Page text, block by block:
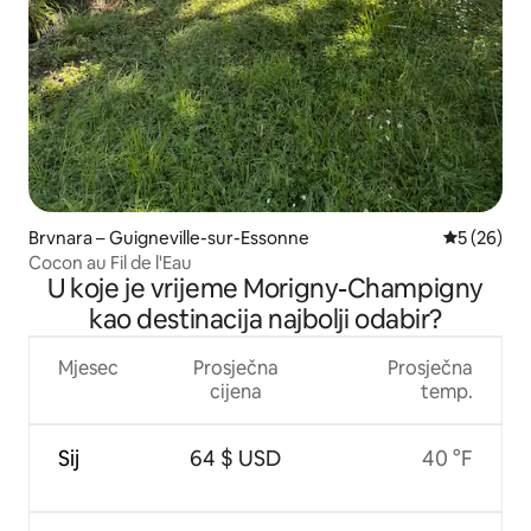
Brvnara – Guigneville-sur-Essonne Prosječna
5 (26)
Cocon au Fil de l'Eau
U koje je vrijeme Morigny-Champigny
kao destinacija najbolji odabir?
Mjesec
Sij
Prosječna
cijena
64 $ USD
Prosječna
temp.
40 °F